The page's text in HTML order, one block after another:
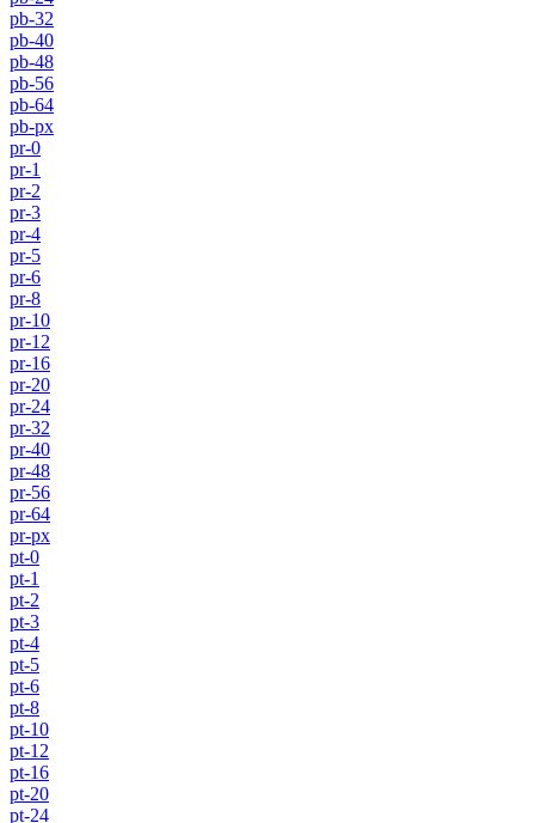
pb-32
pb-40
pb-48
pb-56
pb-64
pb-px
pr-0
pr-1
pr-2
pr-3
pr-4
pr-5
pr-6
pr-8
pr-10
pr-12
pr-16
pr-20
pr-24
pr-32
pr-40
pr-48
pr-56
pr-64
pr-px
pt-0
pt-1
pt-2
pt-3
pt-4
pt-5
pt-6
pt-8
pt-10
pt-12
pt-16
pt-20
pt-24